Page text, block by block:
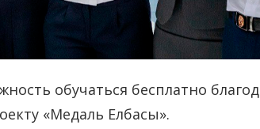
обучаться бесплатно
«Медаль Елбасы».